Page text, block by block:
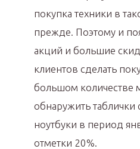
покупка техники в
прежде. Поэтому и
акций и большие
клиентов сделать
большом количестве
обнаружить таблички
ноутбуки в период
отметки 20%.